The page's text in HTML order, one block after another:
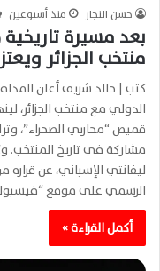
حسن النجار منذ أسبوعين
بعد مسيرة
منتخب الجزائر
كتب | خالد شريف أعلن
قميص “محاربي الصحراء”،
مشاركة في تاريخ المنتخب.
ليفانتي الإسباني، عن
الرسمي على موقع
أكمل القراءة »